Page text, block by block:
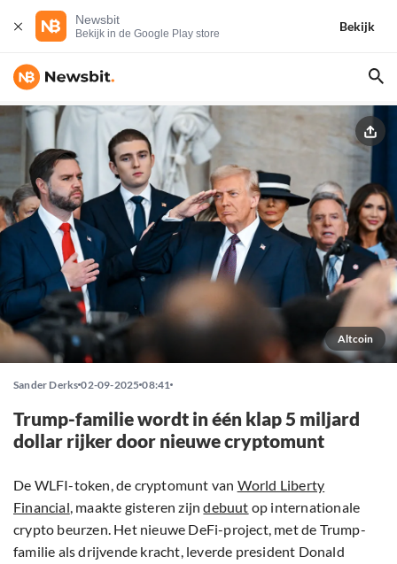
Newsbit
Bekijk in de Google Play store
Bekijk
Altcoin
Sander Derks 02-09-2025 08:41
Trump-familie wordt in één klap 5 miljard
dollar rijker door nieuwe cryptomunt
De WLFI-token, de cryptomunt van World Liberty
Financial, maakte gisteren zijndebuut op internationale
crypto beurzen. Het nieuwe DeFi-project, met de Trump-
familie als drijvende kracht, leverde president Donald